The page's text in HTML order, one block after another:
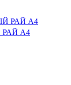
РАЙ А4